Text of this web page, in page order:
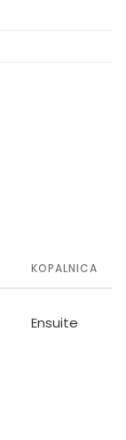
KOPALNICA
Ensuite